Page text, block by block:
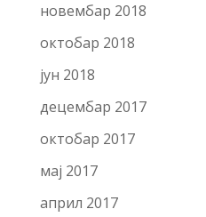
новембар 2018
октобар 2018
јун 2018
децембар 2017
октобар 2017
мај 2017
април 2017